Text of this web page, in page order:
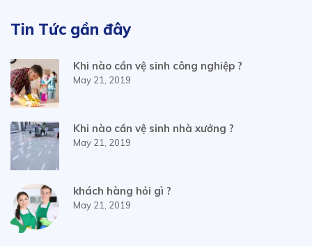
Tin Tức gần đây
Khi nào cần vệ sinh công nghiệp ?
May 21, 2019
Khi nào cần vệ sinh nhà xưởng ?
May 21, 2019
khách hàng hỏi gì ?
May 21, 2019